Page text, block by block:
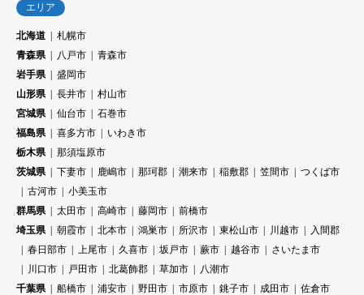
エリア
北海道
札幌市
青森県
八戸市
青森市
岩手県
盛岡市
山形県
長井市
村山市
宮城県
仙台市
石巻市
福島県
喜多方市
いわき市
栃木県
那須塩原市
茨城県
下妻市 鹿嶋市 那珂郡 潮来市 稲敷郡 笠間市
つくば市
古河市
小美玉市
群馬県
太田市 高崎市 藤岡市
前橋市
埼玉県
朝霞市 北本市 鴻巣市 所沢市 東松山市 川越市
入間郡
春日部市
上尾市 久喜市 坂戸市 蕨市 越谷市
さいたま市
川口市
戸田市 北葛飾郡 草加市
八潮市
千葉県
船橋市 浦安市 野田市 市原市 銚子市 成田市
佐倉市